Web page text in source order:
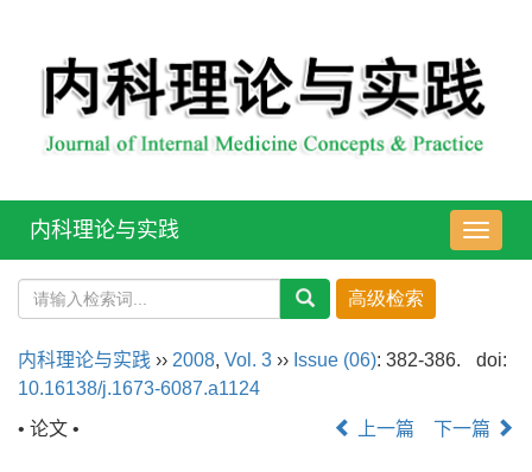
导
航
内科理论与实践
内科理论与实践 ›› 2008, Vol. 3 ›› Issue (06): 382-386.
doi:
10.16138/j.1673-6087.a1124
• 论文 •
上一篇 下一篇